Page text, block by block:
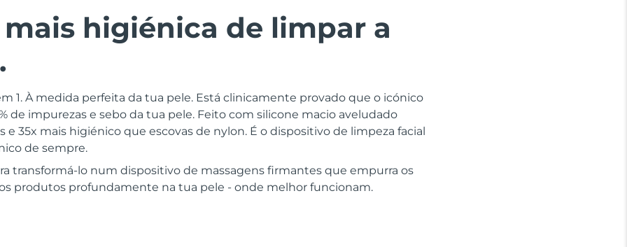
higiénica de limpar a
1. À medida perfeita da tua pele. Está clinicamente provado que o icónico
de impurezas e sebo da tua pele. Feito com silicone macio aveludado
e 35x mais higiénico que escovas de nylon. É o dispositivo de limpeza facial
de sempre.
transformá-lo num dispositivo de massagens firmantes que empurra os
produtos profundamente na tua pele - onde melhor funcionam.